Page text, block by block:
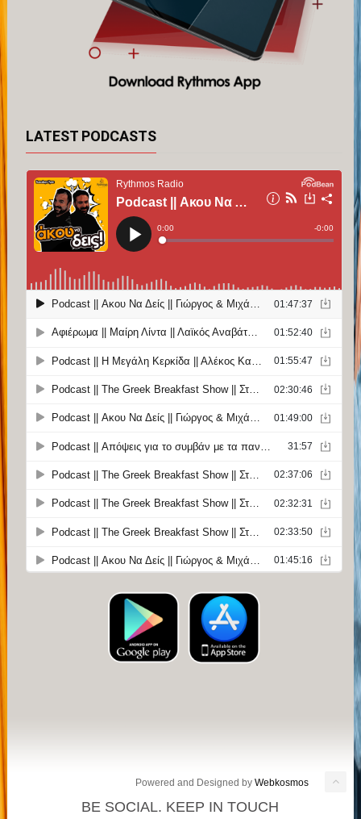
LATEST PODCASTS
Powered and Designed byWebkosmos
BE SOCIAL. KEEP IN TOUCH